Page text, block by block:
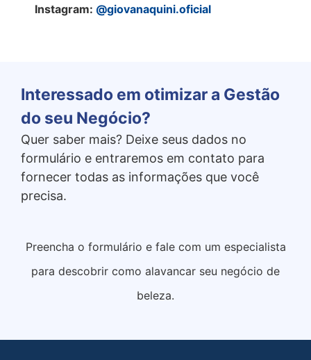
Instagram: @giovanaquini.oficial
Interessado em otimizar a Gestão
do seu Negócio?
Quer saber mais? Deixe seus dados no
formulário e entraremos em contato para
fornecer todas as informações que você
precisa.
Preencha o formulário e fale com um especialista
para descobrir como alavancar seu negócio de
beleza.